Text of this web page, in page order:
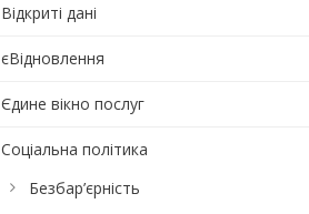
Відкриті дані
єВідновлення
Єдине вікно послуг
Соціальна політика
Безбар’єрність